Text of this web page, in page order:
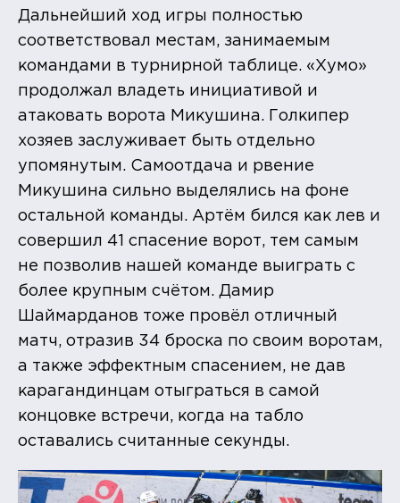
Дальнейший ход игры полностью
соответствовал местам, занимаемым
командами в турнирной таблице. «Хумо»
продолжал владеть инициативой и
атаковать ворота Микушина. Голкипер
хозяев заслуживает быть отдельно
упомянутым. Самоотдача и рвение
Микушина сильно выделялись на фоне
остальной команды. Артём бился как лев и
совершил 41 спасение ворот, тем самым
не позволив нашей команде выиграть с
более крупным счётом. Дамир
Шаймарданов тоже провёл отличный
матч, отразив 34 броска по своим воротам,
а также эффектным спасением, не дав
карагандинцам отыграться в самой
концовке встречи, когда на табло
оставались считанные секунды.